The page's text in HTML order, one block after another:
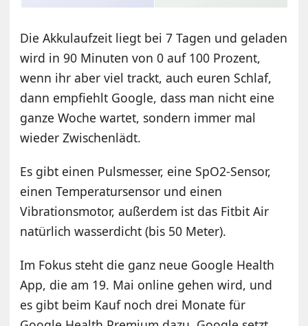
Die Akkulaufzeit liegt bei 7 Tagen und geladen
wird in 90 Minuten von 0 auf 100 Prozent,
wenn ihr aber viel trackt, auch euren Schlaf,
dann empfiehlt Google, dass man nicht eine
ganze Woche wartet, sondern immer mal
wieder Zwischenlädt.
Es gibt einen Pulsmesser, eine SpO2-Sensor,
einen Temperatursensor und einen
Vibrationsmotor, außerdem ist das Fitbit Air
natürlich wasserdicht (bis 50 Meter).
Im Fokus steht die ganz neue Google Health
App, die am 19. Mai online gehen wird, und
es gibt beim Kauf noch drei Monate für